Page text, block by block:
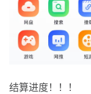
结算进度！！！